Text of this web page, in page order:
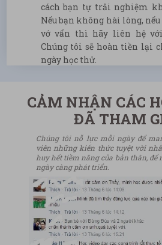
cách bạn tự trải nghiệm
Nếu bạn không hài lòng,
vớ vẩn thì hãy liên hệ
Chúng tôi sẽ hoàn tiền lại
ngày học thử.
CẢM NHẬN CÁC
ĐÃ THAM
Chúng tôi nỗ lực mỗi ngày để
viên những kiến thức tuyệt vời
huy hết tiềm năng của bản thân, để
ngày càng phát triển.